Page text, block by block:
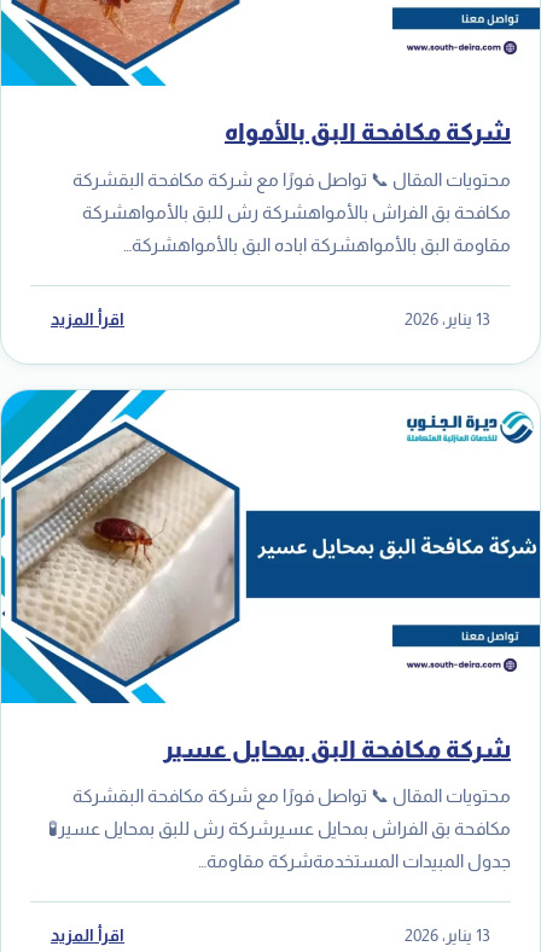
شركة مكافحة البق بالأمواه
محتويات المقال 📞 تواصل فورًا مع شركة مكافحة البقشركة
مكافحة بق الفراش بالأمواهشركة رش للبق بالأمواهشركة
مقاومة البق بالأمواهشركة اباده البق بالأمواهشركة…
13 يناير، 2026 اقرأ المزيد
شركة مكافحة البق بمحايل عسير
محتويات المقال 📞 تواصل فورًا مع شركة مكافحة البقشركة
مكافحة بق الفراش بمحايل عسيرشركة رش للبق بمحايل عسير🧪
جدول المبيدات المستخدمةشركة مقاومة…
13 يناير، 2026 اقرأ المزيد